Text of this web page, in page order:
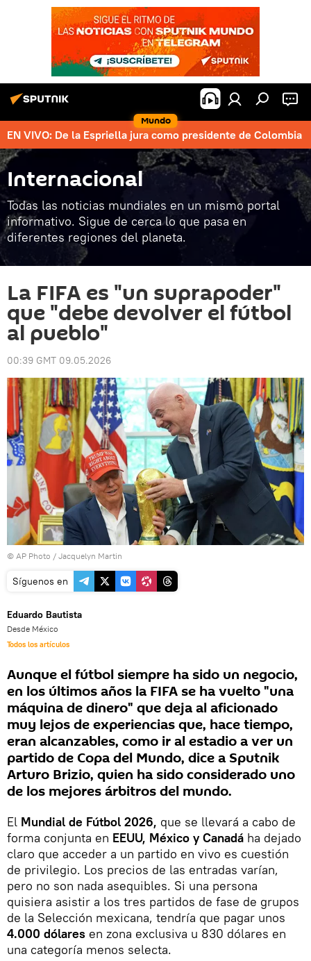
Mundo
EN VIVO: De la Espriella jura como presidente de Colombia
Internacional
Todas las noticias mundiales en un mismo portal
informativo. Sigue de cerca lo que pasa en
diferentes regiones del planeta.
La FIFA es "un suprapoder"
que "debe devolver el fútbol
al pueblo"
00:39 GMT 09.05.2026
© AP Photo / Jacquelyn Martin
Síguenos en
Eduardo Bautista
Desde México
Todos los artículos
Aunque el fútbol siempre ha sido un negocio,
en los últimos años la FIFA se ha vuelto "una
máquina de dinero" que deja al aficionado
muy lejos de experiencias que, hace tiempo,
eran alcanzables, como ir al estadio a ver un
partido de Copa del Mundo, dice a Sputnik
Arturo Brizio, quien ha sido considerado uno
de los mejores árbitros del mundo.
El Mundial de Fútbol 2026, que se llevará a cabo de
forma conjunta en EEUU, México y Canadá ha dejado
claro que acceder a un partido en vivo es cuestión
de privilegio. Los precios de las entradas varían,
pero no son nada asequibles. Si una persona
quisiera asistir a los tres partidos de fase de grupos
de la Selección mexicana, tendría que pagar unos
4.000 dólares en zona exclusiva u 830 dólares en
una categoría menos selecta.